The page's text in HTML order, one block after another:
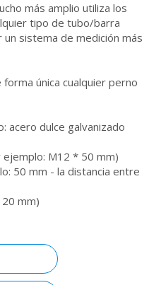
más amplio utiliza los
tipo de tubo/barra
sistema de medición más
única cualquier perno
acero dulce galvanizado
M12 * 50 mm)
50 mm - la distancia entre
mm)